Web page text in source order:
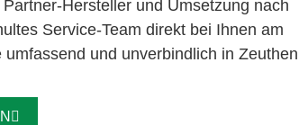
Hersteller und Umsetzung nach
Service-Team direkt bei Ihnen am
und unverbindlich in Zeuthen